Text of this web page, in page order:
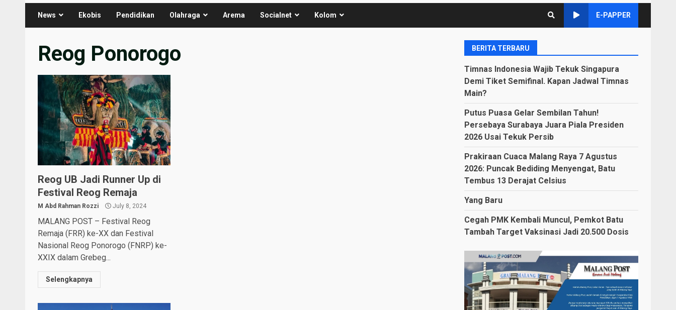
News Ekobis Pendidikan Olahraga Arema Socialnet Kolom E-PAPPER
Reog Ponorogo
Reog UB Jadi Runner Up di
Festival Reog Remaja
M Abd Rahman Rozzi July 8, 2024
MALANG POST – Festival Reog
Remaja (FRR) ke-XX dan Festival
Nasional Reog Ponorogo (FNRP) ke-
XXIX dalam Grebeg...
Selengkapnya
BERITA TERBARU
Timnas Indonesia Wajib Tekuk Singapura
Demi Tiket Semifinal. Kapan Jadwal Timnas
Main?
Putus Puasa Gelar Sembilan Tahun!
Persebaya Surabaya Juara Piala Presiden
2026 Usai Tekuk Persib
Prakiraan Cuaca Malang Raya 7 Agustus
2026: Puncak Bediding Menyengat, Batu
Tembus 13 Derajat Celsius
Yang Baru
Cegah PMK Kembali Muncul, Pemkot Batu
Tambah Target Vaksinasi Jadi 20.500 Dosis